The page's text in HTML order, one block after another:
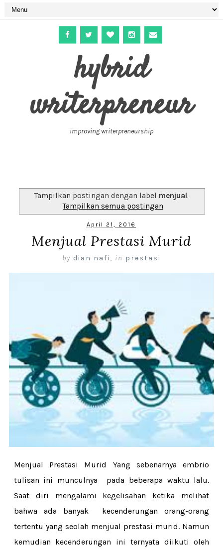
hybrid
writerpreneur
improving writerpreneurship
Tampilkan postingan dengan label menjual.
Tampilkan semua postingan
April 21, 2016
Menjual Prestasi Murid
by dian nafi , in prestasi
Menjual Prestasi Murid Yang sebenarnya embrio
tulisan ini munculnya pada beberapa waktu lalu.
Saat diri mengalami kegelisahan ketika melihat
bahwa ada banyak kecenderungan orang-orang
tertentu yang seolah menjual prestasi murid. Namun
kemudian kecenderungan ini ternyata diikuti oleh